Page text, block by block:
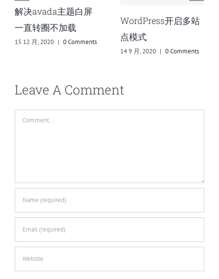
主题白屏
圈不加载
, 2020 | 0 Comments
WordPress开启多站
14 9 月, 2020 | 0 Comments
己的
Leave A Comment
Comment